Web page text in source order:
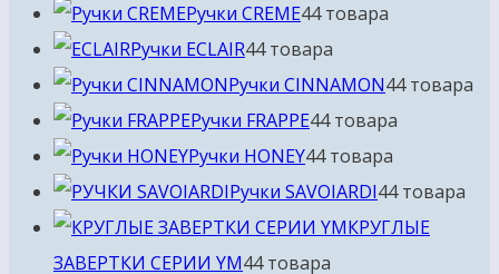
Ручки CREME44 товара
Ручки ECLAIR44 товара
Ручки CINNAMON44 товара
Ручки FRAPPE44 товара
Ручки HONEY44 товара
Ручки SAVOIARDI44 товара
КРУГЛЫЕ
ЗАВЕРТКИ СЕРИИ YM44 товара